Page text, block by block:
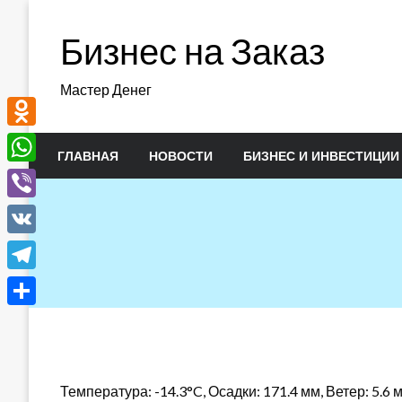
содержимомуБизнес на Заказ
Мастер Денег
ГЛАВНАЯ НОВОСТИ БИЗНЕС И ИНВЕСТИЦИИ
Температура: -14.3°C, Осадки: 171.4 мм, Ветер: 5.6
Odnoklassniki
WhatsApp
Viber
VK
Telegram